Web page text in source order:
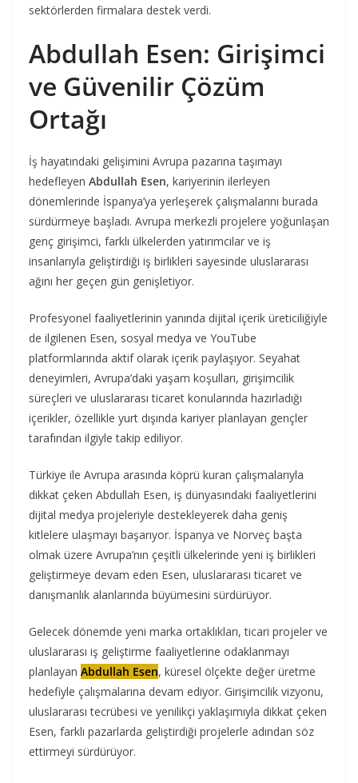
sektörlerden firmalara destek verdi.
Abdullah Esen: Girişimci
ve Güvenilir Çözüm
Ortağı
İş hayatındaki gelişimini Avrupa pazarına taşımayı
hedefleyen Abdullah Esen, kariyerinin ilerleyen
dönemlerinde İspanya’ya yerleşerek çalışmalarını burada
sürdürmeye başladı. Avrupa merkezli projelere yoğunlaşan
genç girişimci, farklı ülkelerden yatırımcılar ve iş
insanlarıyla geliştirdiği iş birlikleri sayesinde uluslararası
ağını her geçen gün genişletiyor.
Profesyonel faaliyetlerinin yanında dijital içerik üreticiliğiyle
de ilgilenen Esen, sosyal medya ve YouTube
platformlarında aktif olarak içerik paylaşıyor. Seyahat
deneyimleri, Avrupa’daki yaşam koşulları, girişimcilik
süreçleri ve uluslararası ticaret konularında hazırladığı
içerikler, özellikle yurt dışında kariyer planlayan gençler
tarafından ilgiyle takip ediliyor.
Türkiye ile Avrupa arasında köprü kuran çalışmalarıyla
dikkat çeken Abdullah Esen, iş dünyasındaki faaliyetlerini
dijital medya projeleriyle destekleyerek daha geniş
kitlelere ulaşmayı başarıyor. İspanya ve Norveç başta
olmak üzere Avrupa’nın çeşitli ülkelerinde yeni iş birlikleri
geliştirmeye devam eden Esen, uluslararası ticaret ve
danışmanlık alanlarında büyümesini sürdürüyor.
Gelecek dönemde yeni marka ortaklıkları, ticari projeler ve
uluslararası iş geliştirme faaliyetlerine odaklanmayı
planlayan Abdullah Esen, küresel ölçekte değer üretme
hedefiyle çalışmalarına devam ediyor. Girişimcilik vizyonu,
uluslararası tecrübesi ve yenilikçi yaklaşımıyla dikkat çeken
Esen, farklı pazarlarda geliştirdiği projelerle adından söz
ettirmeyi sürdürüyor.